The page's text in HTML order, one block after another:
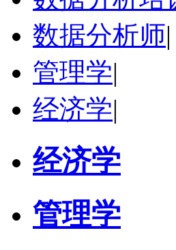
数据分析师|
管理学|
经济学|
经济学
管理学